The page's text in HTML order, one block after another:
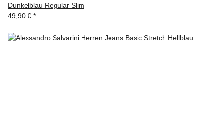
Dunkelblau Regular Slim
49,90 € *